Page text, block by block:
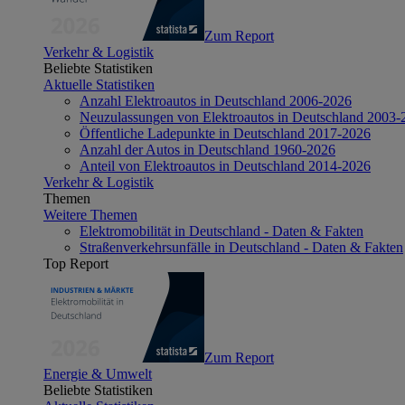
Zum Report
Verkehr & Logistik
Beliebte Statistiken
Aktuelle Statistiken
Anzahl Elektroautos in Deutschland 2006-2026
Neuzulassungen von Elektroautos in Deutschland 2003-
Öffentliche Ladepunkte in Deutschland 2017-2026
Anzahl der Autos in Deutschland 1960-2026
Anteil von Elektroautos in Deutschland 2014-2026
Verkehr & Logistik
Themen
Weitere Themen
Elektromobilität in Deutschland - Daten & Fakten
Straßenverkehrsunfälle in Deutschland - Daten & Fakten
Top Report
Zum Report
Energie & Umwelt
Beliebte Statistiken